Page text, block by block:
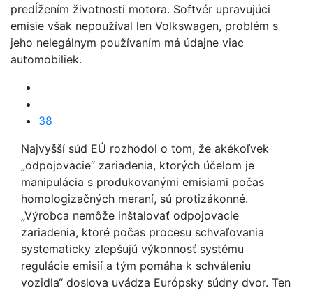
predĺžením životnosti motora. Softvér upravujúci
emisie však nepoužíval len Volkswagen, problém s
jeho nelegálnym používaním má údajne viac
automobiliek.
38
Najvyšší súd EÚ rozhodol o tom, že akékoľvek
„odpojovacie“ zariadenia, ktorých účelom je
manipulácia s produkovanými emisiami počas
homologizačných meraní, sú protizákonné.
„Výrobca nemôže inštalovať odpojovacie
zariadenia, ktoré počas procesu schvaľovania
systematicky zlepšujú výkonnosť systému
regulácie emisií a tým pomáha k schváleniu
vozidla“ doslova uvádza Európsky súdny dvor. Ten